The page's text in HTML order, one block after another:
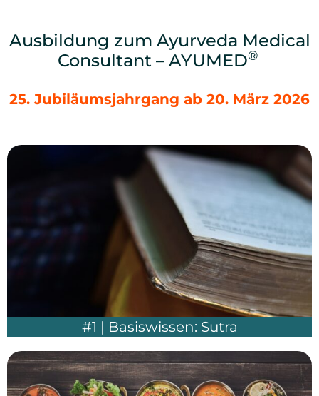
Ausbildung zum Ayurveda Medical
Consultant – AYUMED®
25. Jubiläumsjahrgang ab 20. März 2026
#1 | Basiswissen: Sutra